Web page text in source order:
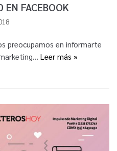
EN FACEBOOK
preocupamos en informarte
Leer más »